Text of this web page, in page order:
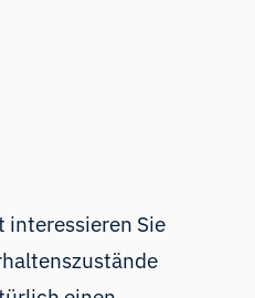
interessieren Sie